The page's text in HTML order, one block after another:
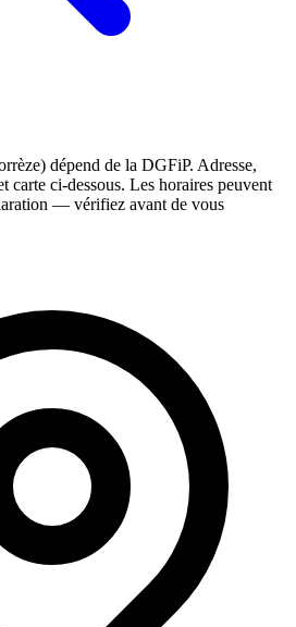
dépend de la DGFiP. Adresse,
carte ci-dessous. Les horaires peuvent
— vérifiez avant de vous